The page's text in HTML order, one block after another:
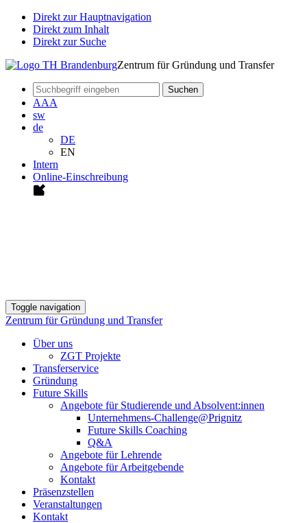
Direkt zur Hauptnavigation
Direkt zum Inhalt
Direkt zur Suche
Suchen
AAA
sw
de
DE
EN
Intern
Online-Einschreibung
Zentrum für Gründung und Transfer
Toggle navigation
Zentrum für Gründung und Transfer
Über uns
ZGT Projekte
Transferservice
Gründung
Future Skills
Angebote für Studierende und Absolvent:innen
Unternehmens-Challenge@Prignitz
Future Skills Coaching
Q&A
Angebote für Lehrende
Angebote für Arbeitgebende
Kontakt
Präsenzstellen
Veranstaltungen
Kontakt